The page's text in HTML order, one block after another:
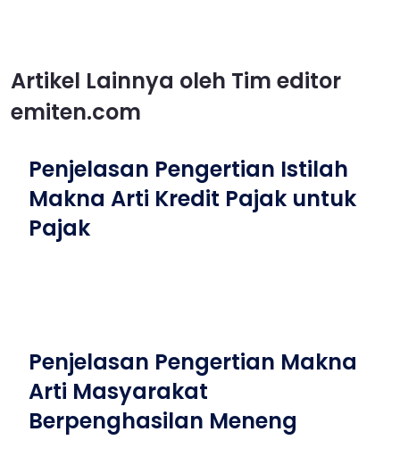
Artikel Lainnya oleh Tim editor
emiten.com
Penjelasan Pengertian Istilah
Makna Arti Kredit Pajak untuk
Pajak
Penjelasan Pengertian Makna
Arti Masyarakat
Berpenghasilan Meneng